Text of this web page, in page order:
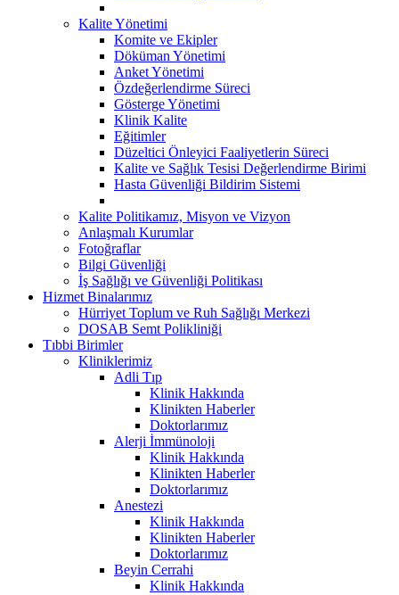
Kalite Yönetimi
Komite ve Ekipler
Döküman Yönetimi
Anket Yönetimi
Özdeğerlendirme Süreci
Gösterge Yönetimi
Klinik Kalite
Eğitimler
Düzeltici Önleyici Faaliyetlerin Süreci
Kalite ve Sağlık Tesisi Değerlendirme Birimi
Hasta Güvenliği Bildirim Sistemi
Kalite Politikamız, Misyon ve Vizyon
Anlaşmalı Kurumlar
Fotoğraflar
Bilgi Güvenliği
İş Sağlığı ve Güvenliği Politikası
Hizmet Binalarımız
Hürriyet Toplum ve Ruh Sağlığı Merkezi
DOSAB Semt Polikliniği
Tıbbi Birimler
Kliniklerimiz
Adli Tıp
Klinik Hakkında
Klinikten Haberler
Doktorlarımız
Alerji İmmünoloji
Klinik Hakkında
Klinikten Haberler
Doktorlarımız
Anestezi
Klinik Hakkında
Klinikten Haberler
Doktorlarımız
Beyin Cerrahi
Klinik Hakkında